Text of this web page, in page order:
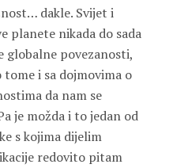
dakle. Svijet i
planete nikada do sada
globalne povezanosti,
i sa dojmovima o
da nam se
je možda i to jedan od
s kojima dijelim
redovito pitam